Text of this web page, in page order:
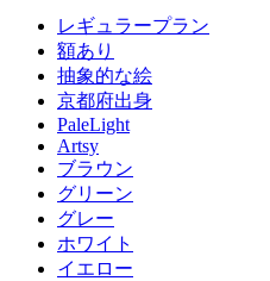
レギュラープラン
額あり
抽象的な絵
京都府出身
PaleLight
Artsy
ブラウン
グリーン
グレー
ホワイト
イエロー